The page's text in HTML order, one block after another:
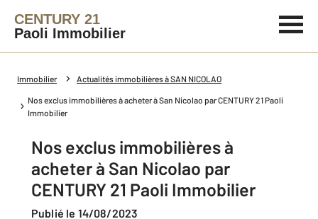
CENTURY 21
Paoli Immobilier
Immobilier Actualités immobilières à SAN NICOLAO
Nos exclus immobilières à acheter à San Nicolao par CENTURY 21 Paoli
Immobilier
Nos exclus immobilières à
acheter à San Nicolao par
CENTURY 21 Paoli Immobilier
Publié le 14/08/2023